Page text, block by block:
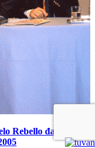
Rebello đang chủ